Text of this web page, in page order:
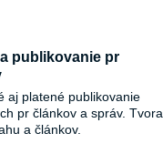
publikovanie pr
aj platené publikovanie
pr článkov a správ. Tvora
a článkov.